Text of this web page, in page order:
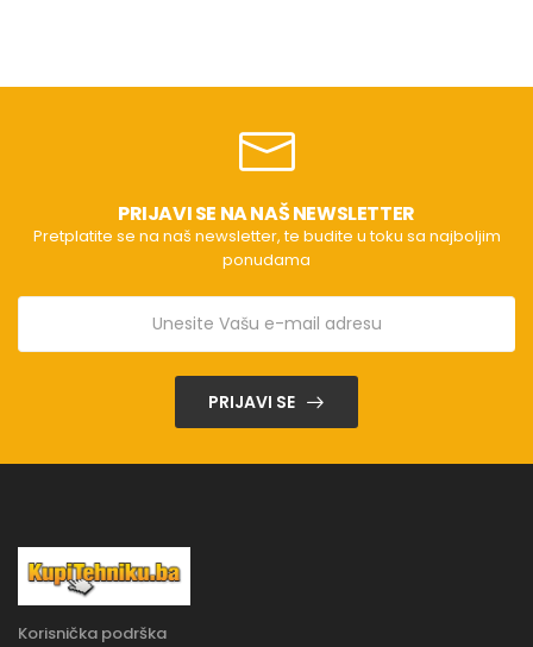
PRIJAVI SE NA NAŠ NEWSLETTER
Pretplatite se na naš newsletter, te budite u toku sa najboljim
ponudama
PRIJAVI SE
Korisnička podrška